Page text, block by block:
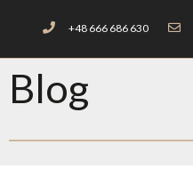
+48 666 686 630
Blog